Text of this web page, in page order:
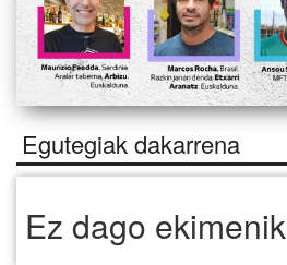
Egutegiak dakarrena
Ez dago ekimenik